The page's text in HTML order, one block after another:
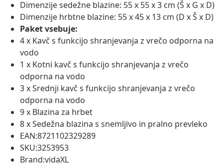
Dimenzije sedežne blazine: 55 x 55 x 3 cm (Š x G x D)
Dimenzije hrbtne blazine: 55 x 45 x 13 cm (D x Š x D)
Paket vsebuje:
4 x Kavč s funkcijo shranjevanja z vrečo odporna na
vodo
1 x Kotni kavč s funkcijo shranjevanja z vrečo
odporna na vodo
3 x Srednji kavč s funkcijo shranjevanja z vrečo
odporna na vodo
9 x Blazina za hrbet
8 x Sedežna blazina s snemljivo in pralno prevleko
EAN:8721102329289
SKU:3253953
Brand:vidaXL